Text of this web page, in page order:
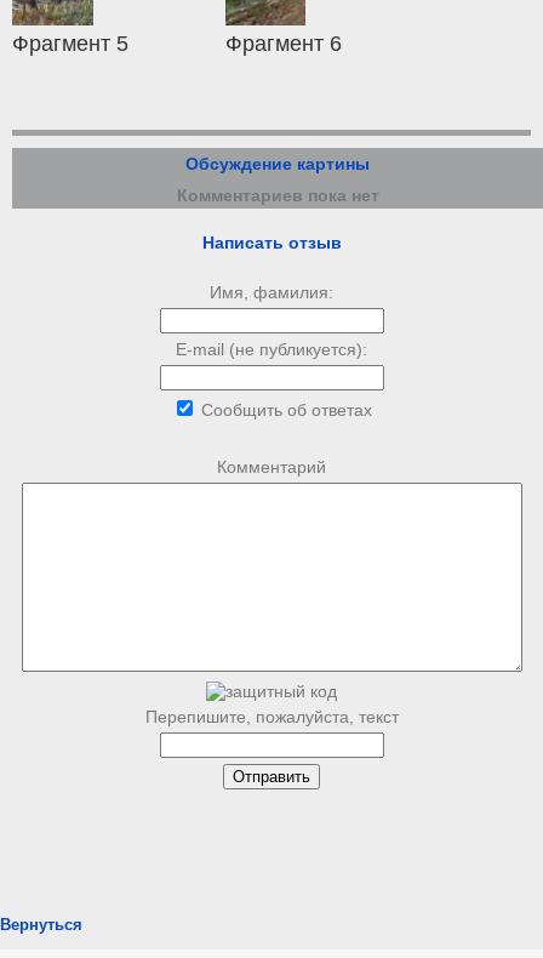
Фрагмент 5 Фрагмент 6
Обсуждение картины
Комментариев пока нет
Написать отзыв
Имя, фамилия:
E-mail (не публикуется):
Сообщить об ответах
Комментарий
Перепишите, пожалуйста, текст
Вернуться